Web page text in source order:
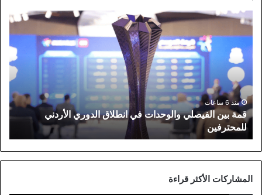
قمة
بين
الفيصلي
والوحدات
في
انطلاق
الدوري
الأردني
للمحترفين
منذ 6 ساعات
قمة بين الفيصلي والوحدات في انطلاق الدوري الأردني
للمحترفين
المشاركات الأكثر قراءة